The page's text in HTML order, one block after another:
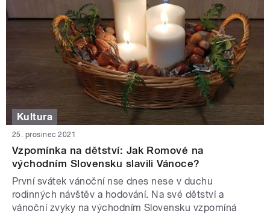
Kultura
25. prosinec 2021
Vzpomínka na dětství: Jak Romové na
východním Slovensku slavili Vánoce?
První svátek vánoční nse dnes nese v duchu
rodinných návštěv a hodování. Na své dětství a
vánoční zvyky na východním Slovensku vzpomíná